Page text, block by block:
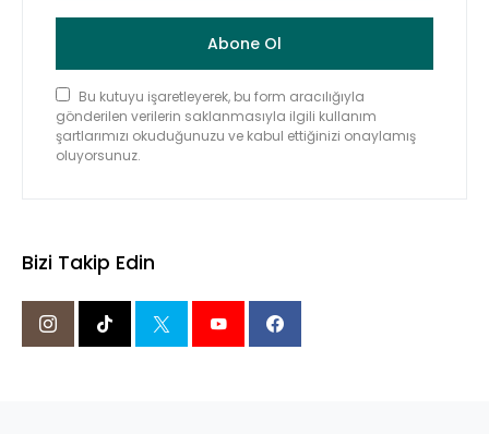
Abone Ol
Bu kutuyu işaretleyerek, bu form aracılığıyla
gönderilen verilerin saklanmasıyla ilgili kullanım
şartlarımızı okuduğunuzu ve kabul ettiğinizi onaylamış
oluyorsunuz.
Bizi Takip Edin